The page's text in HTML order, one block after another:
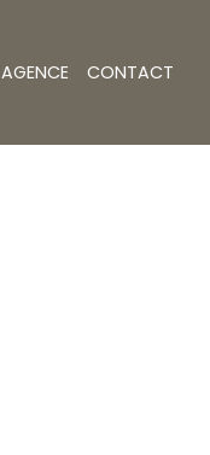
AGENCE CONTACT